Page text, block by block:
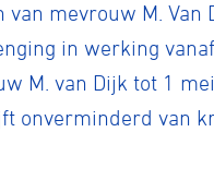
mevrouw M.
in werking
M. van Dijk tot 1
onverminderd van